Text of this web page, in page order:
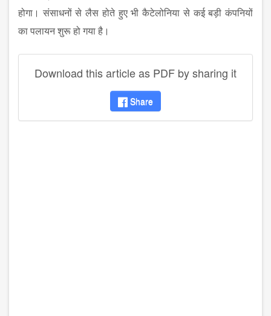
होगा। संसाधनों से लैस होते हुए भी कैटेलोनिया से कई बड़ी कंपनियों
का पलायन शुरू हो गया है।
Download this article as PDF by sharing it
Share